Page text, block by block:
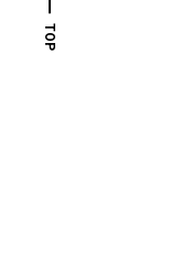
TOP